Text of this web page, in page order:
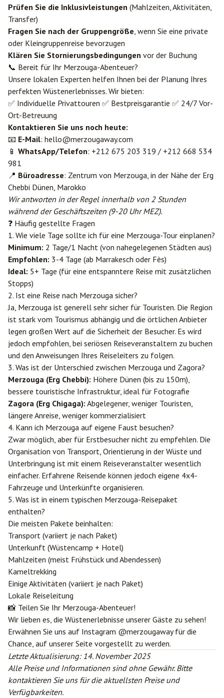
Prüfen Sie die Inklusivleistungen (Mahlzeiten, Aktivitäten,
Transfer)
Fragen Sie nach der Gruppengröße, wenn Sie eine private
oder Kleingruppenreise bevorzugen
Klären Sie Stornierungsbedingungen vor der Buchung
📞 Bereit für Ihr Merzouga-Abenteuer?
Unsere lokalen Experten helfen Ihnen bei der Planung Ihres
perfekten Wüstenerlebnisses. Wir bieten:
✅ Individuelle Privattouren ✅ Bestpreisgarantie ✅ 24/7 Vor-
Ort-Betreuung
Kontaktieren Sie uns noch heute:
📧 E-Mail: hello@merzougaway.com
📱 WhatsApp/Telefon: +212 675 203 319 / +212 668 534
981
📍 Büroadresse: Zentrum von Merzouga, in der Nähe der Erg
Chebbi Dünen, Marokko
Wir antworten in der Regel innerhalb von 2 Stunden
während der Geschäftszeiten (9-20 Uhr MEZ).
❓ Häufig gestellte Fragen
1. Wie viele Tage sollte ich für eine Merzouga-Tour einplanen?
Minimum: 2 Tage/1 Nacht (von nahegelegenen Städten aus)
Empfohlen: 3-4 Tage (ab Marrakesch oder Fès)
Ideal: 5+ Tage (für eine entspanntere Reise mit zusätzlichen
Stopps)
2. Ist eine Reise nach Merzouga sicher?
Ja, Merzouga ist generell sehr sicher für Touristen. Die Region
ist stark vom Tourismus abhängig und die örtlichen Anbieter
legen großen Wert auf die Sicherheit der Besucher. Es wird
jedoch empfohlen, bei seriösen Reiseveranstaltern zu buchen
und den Anweisungen Ihres Reiseleiters zu folgen.
3. Was ist der Unterschied zwischen Merzouga und Zagora?
Merzouga (Erg Chebbi): Höhere Dünen (bis zu 150m),
bessere touristische Infrastruktur, ideal für Fotografie
Zagora (Erg Chigaga): Abgelegener, weniger Touristen,
längere Anreise, weniger kommerzialisiert
4. Kann ich Merzouga auf eigene Faust besuchen?
Zwar möglich, aber für Erstbesucher nicht zu empfehlen. Die
Organisation von Transport, Orientierung in der Wüste und
Unterbringung ist mit einem Reiseveranstalter wesentlich
einfacher. Erfahrene Reisende können jedoch eigene 4x4-
Fahrzeuge und Unterkünfte organisieren.
5. Was ist in einem typischen Merzouga-Reisepaket
enthalten?
Die meisten Pakete beinhalten:
Transport (variiert je nach Paket)
Unterkunft (Wüstencamp + Hotel)
Mahlzeiten (meist Frühstück und Abendessen)
Kameltrekking
Einige Aktivitäten (variiert je nach Paket)
Lokale Reiseleitung
📸 Teilen Sie Ihr Merzouga-Abenteuer!
Wir lieben es, die Wüstenerlebnisse unserer Gäste zu sehen!
Erwähnen Sie uns auf Instagram @merzougawayfür die
Chance, auf unserer Seite vorgestellt zu werden.
Letzte Aktualisierung: 14. November 2025
Alle Preise und Informationen sind ohne Gewähr. Bitte
kontaktieren Sie uns für die aktuellsten Preise und
Verfügbarkeiten.